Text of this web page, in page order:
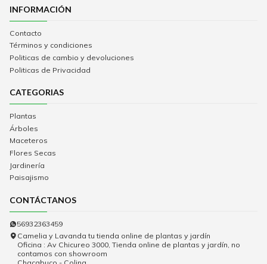
INFORMACIÓN
Contacto
Términos y condiciones
Politicas de cambio y devoluciones
Politicas de Privacidad
CATEGORIAS
Plantas
Árboles
Maceteros
Flores Secas
Jardinería
Paisajismo
CONTÁCTANOS
56932363459
Camelia y Lavanda tu tienda online de plantas y jardín
Oficina : Av Chicureo 3000, Tienda online de plantas y jardín, no
contamos con showroom